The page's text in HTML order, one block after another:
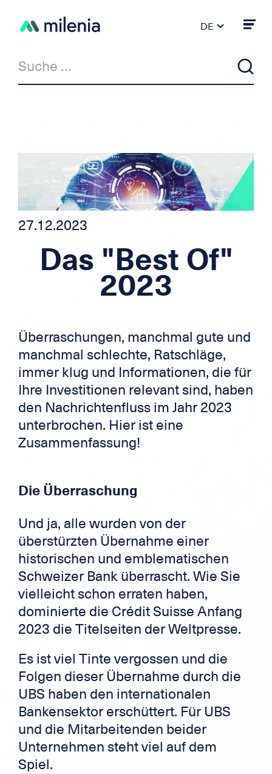
DE
27.12.2023
Das "Best Of"
2023
Überraschungen, manchmal gute und
manchmal schlechte, Ratschläge,
immer klug und Informationen, die für
Ihre Investitionen relevant sind, haben
den Nachrichtenfluss im Jahr 2023
unterbrochen. Hier ist eine
Zusammenfassung!
Die Überraschung
Und ja, alle wurden von der
überstürzten Übernahme einer
historischen und emblematischen
Schweizer Bank überrascht. Wie Sie
vielleicht schon erraten haben,
dominierte die Crédit Suisse Anfang
2023 die Titelseiten der Weltpresse.
Es ist viel Tinte vergossen und die
Folgen dieser Übernahme durch die
UBS haben den internationalen
Bankensektor erschüttert. Für UBS
und die Mitarbeitenden beider
Unternehmen steht viel auf dem
Spiel.
Milenia & Co
Privatkredit
Kredit Auto/Motorrad
Kredit für Selbständige
Kreditkarte
Zek